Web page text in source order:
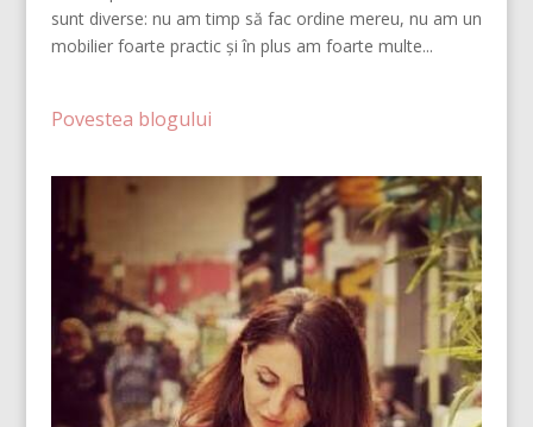
sunt diverse: nu am timp să fac ordine mereu, nu am un
mobilier foarte practic și în plus am foarte multe...
Povestea blogului